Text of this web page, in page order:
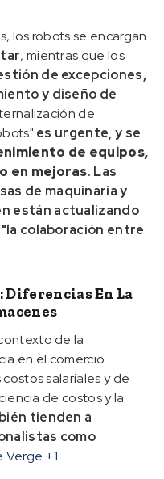
los robots se encargan
, mientras que los
de excepciones,
y diseño de
de
es urgente, y se
de equipos,
en mejoras. Las
de maquinaria y
están actualizando
colaboración entre
Diferencias En La
de la
en el comercio
salariales y de
de costos y la
tienden a
como
Verge +1